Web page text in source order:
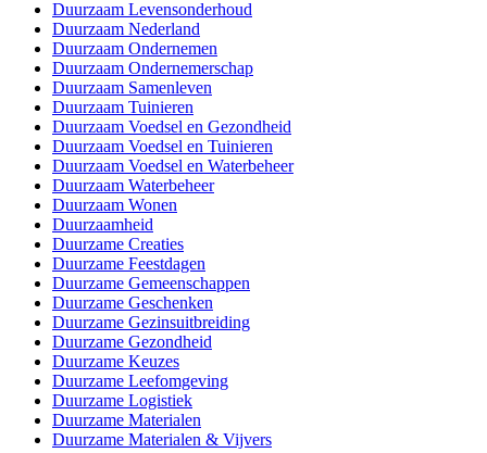
Duurzaam Levensonderhoud
Duurzaam Nederland
Duurzaam Ondernemen
Duurzaam Ondernemerschap
Duurzaam Samenleven
Duurzaam Tuinieren
Duurzaam Voedsel en Gezondheid
Duurzaam Voedsel en Tuinieren
Duurzaam Voedsel en Waterbeheer
Duurzaam Waterbeheer
Duurzaam Wonen
Duurzaamheid
Duurzame Creaties
Duurzame Feestdagen
Duurzame Gemeenschappen
Duurzame Geschenken
Duurzame Gezinsuitbreiding
Duurzame Gezondheid
Duurzame Keuzes
Duurzame Leefomgeving
Duurzame Logistiek
Duurzame Materialen
Duurzame Materialen & Vijvers